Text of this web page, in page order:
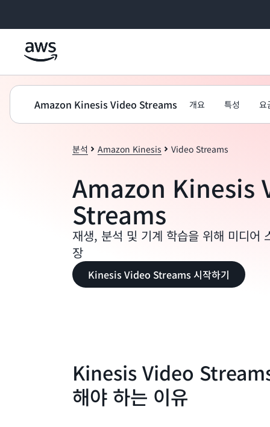
Amazon Kinesis Video Streams 개요 특성 요
분석 Amazon Kinesis Video Streams
Amazon Kinesis
Streams
재생, 분석 및 기계 학습을 위해 미디어
장
Kinesis Video Streams 시작하기
Kinesis Video
해야 하는 이유